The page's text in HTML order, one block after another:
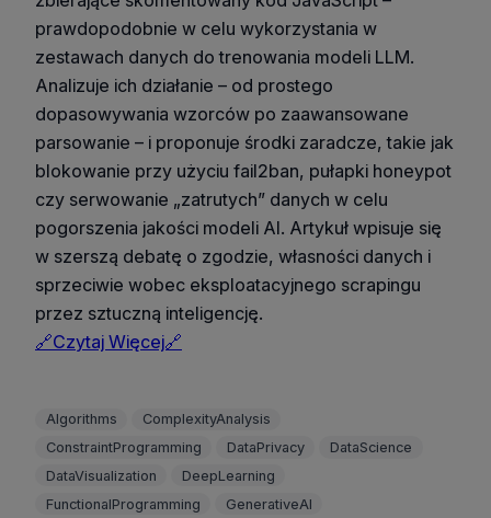
prawdopodobnie w celu wykorzystania w
zestawach danych do trenowania modeli LLM.
Analizuje ich działanie – od prostego
dopasowywania wzorców po zaawansowane
parsowanie – i proponuje środki zaradcze, takie jak
blokowanie przy użyciu fail2ban, pułapki honeypot
czy serwowanie „zatrutych” danych w celu
pogorszenia jakości modeli AI. Artykuł wpisuje się
w szerszą debatę o zgodzie, własności danych i
sprzeciwie wobec eksploatacyjnego scrapingu
przez sztuczną inteligencję.
🔗Czytaj Więcej🔗
Algorithms
ComplexityAnalysis
ConstraintProgramming
DataPrivacy
DataScience
DataVisualization
DeepLearning
FunctionalProgramming
GenerativeAI